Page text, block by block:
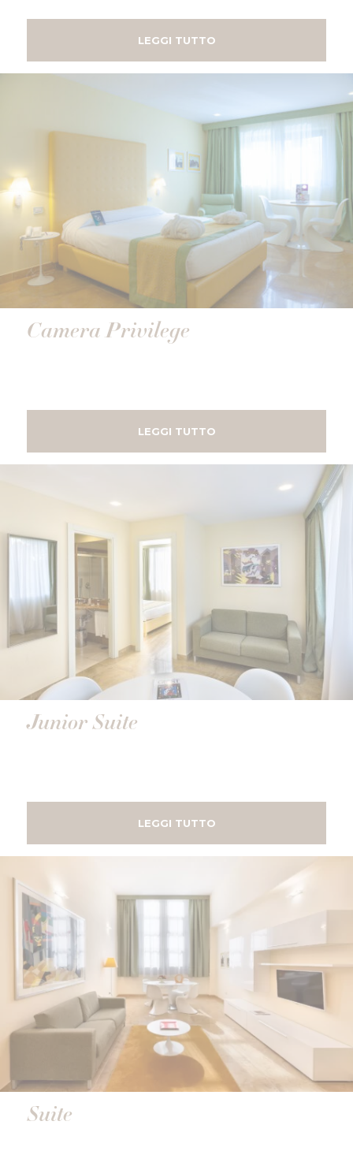
LEGGI TUTTO
Camera Privilege
LEGGI TUTTO
Junior Suite
LEGGI TUTTO
Suite